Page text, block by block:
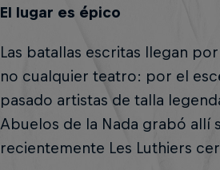
El lugar es épico
Las batallas escritas llegan
no cualquier teatro: por el
pasado artistas de talla
Abuelos de la Nada grabó allí
recientemente Les Luthiers